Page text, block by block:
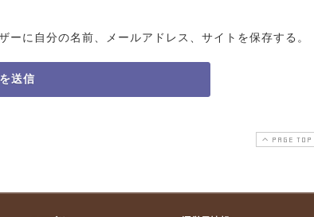
ーに自分の名前、メールアドレス、サイトを保存する。
PAGE TOP